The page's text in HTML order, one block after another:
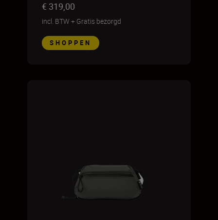
€ 319,00
incl. BTW + Gratis bezorgd
SHOPPEN